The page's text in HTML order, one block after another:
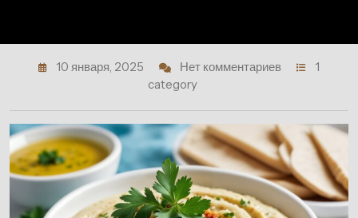
10 января, 2025 Нет комментариев
1
category